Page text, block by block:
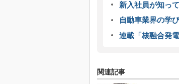
新入社員が知っ
自動車業界の学
連載「核融合発
関連記事